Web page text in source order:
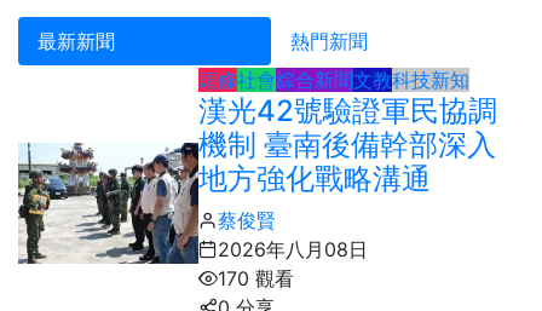
最新新聞
熱門新聞
頭條社會綜合新聞文教科技新知
漢光42號驗證軍民協調
機制 臺南後備幹部深入
地方強化戰略溝通
蔡俊賢
2026年八月08日
170 觀看